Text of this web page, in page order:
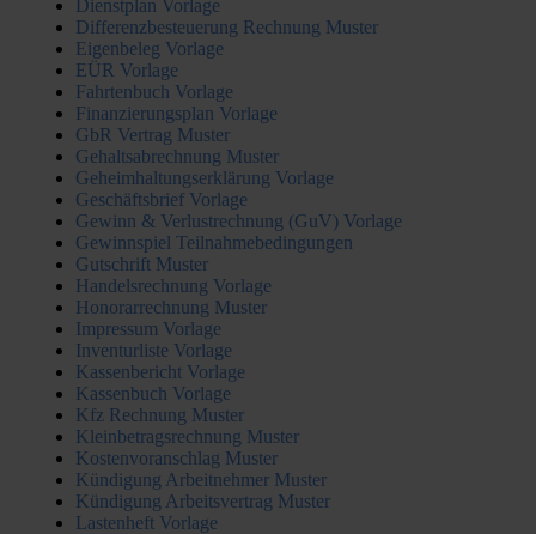
Dienstplan Vorlage
Differenzbesteuerung Rechnung Muster
Eigenbeleg Vorlage
EÜR Vorlage
Fahrtenbuch Vorlage
Finanzierungsplan Vorlage
GbR Vertrag Muster
Gehaltsabrechnung Muster
Geheimhaltungserklärung Vorlage
Geschäftsbrief Vorlage
Gewinn & Verlustrechnung (GuV) Vorlage
Gewinnspiel Teilnahmebedingungen
Gutschrift Muster
Handelsrechnung Vorlage
Honorarrechnung Muster
Impressum Vorlage
Inventurliste Vorlage
Kassenbericht Vorlage
Kassenbuch Vorlage
Kfz Rechnung Muster
Kleinbetragsrechnung Muster
Kostenvoranschlag Muster
Kündigung Arbeitnehmer Muster
Kündigung Arbeitsvertrag Muster
Lastenheft Vorlage